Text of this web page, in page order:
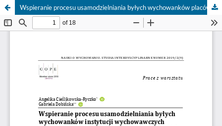
Wspieranie procesu usamodzielniania byłych wychowanków placówek wychowawczych i resocjalizacyjnych. Doświadczenia uczestników projektu mieszkań treningowych